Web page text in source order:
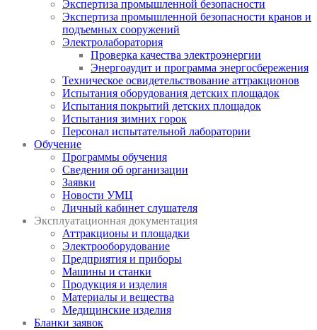
Экспертиза промышленной безопасности
Экспертиза промышленной безопасности кранов и
подъемных сооружений
Электролаборатория
Проверка качества электроэнергии
Энергоаудит и программа энергосбережения
Техническое освидетельствование аттракционов
Испытания оборудования детских площадок
Испытания покрытий детских площадок
Испытания зимних горок
Персонал испытательной лаборатории
Обучение
Программы обучения
Сведения об организации
Заявки
Новости УМЦ
Личный кабинет слушателя
Эксплуатационная документация
Аттракционы и площадки
Электрооборудование
Предприятия и приборы
Машины и станки
Продукция и изделия
Материалы и вещества
Медицинские изделия
Бланки заявок